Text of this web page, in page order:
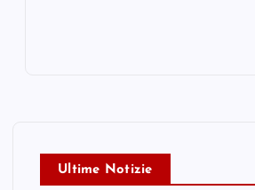
Ultime Notizie